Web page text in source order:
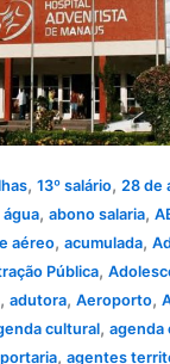
,13º salário,28 de
,abono salaria,
aéreo,acumulada,
Pública,
,adutora,Aeroporto,
cultural,agenda
,agentes